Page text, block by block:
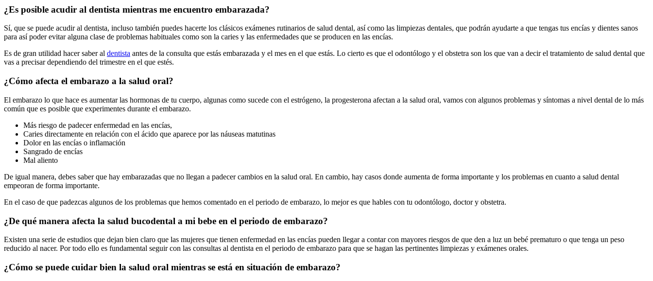
¿Es posible acudir al dentista mientras me encuentro embarazada?
Sí, que se puede acudir al dentista, incluso también puedes hacerte los clásicos exámenes rutinarios de salud dental, así como las limpiezas dentales, que podrán ayudarte a que tengas tus encías y dientes sanos
para así poder evitar alguna clase de problemas habituales como son la caries y las enfermedades que se producen en las encías.
Es de gran utilidad hacer saber al dentista antes de la consulta que estás embarazada y el mes en el que estás. Lo cierto es que el odontólogo y el obstetra son los que van a decir el tratamiento de salud dental que
vas a precisar dependiendo del trimestre en el que estés.
¿Cómo afecta el embarazo a la salud oral?
El embarazo lo que hace es aumentar las hormonas de tu cuerpo, algunas como sucede con el estrógeno, la progesterona afectan a la salud oral, vamos con algunos problemas y síntomas a nivel dental de lo más
común que es posible que experimentes durante el embarazo.
Más riesgo de padecer enfermedad en las encías,
Caries directamente en relación con el ácido que aparece por las náuseas matutinas
Dolor en las encías o inflamación
Sangrado de encías
Mal aliento
De igual manera, debes saber que hay embarazadas que no llegan a padecer cambios en la salud oral. En cambio, hay casos donde aumenta de forma importante y los problemas en cuanto a salud dental
empeoran de forma importante.
En el caso de que padezcas algunos de los problemas que hemos comentado en el periodo de embarazo, lo mejor es que hables con tu odontólogo, doctor y obstetra.
¿De qué manera afecta la salud bucodental a mi bebe en el periodo de embarazo?
Existen una serie de estudios que dejan bien claro que las mujeres que tienen enfermedad en las encías pueden llegar a contar con mayores riesgos de que den a luz un bebé prematuro o que tenga un peso
reducido al nacer. Por todo ello es fundamental seguir con las consultas al dentista en el periodo de embarazo para que se hagan las pertinentes limpiezas y exámenes orales.
¿Cómo se puede cuidar bien la salud oral mientras se está en situación de embarazo?